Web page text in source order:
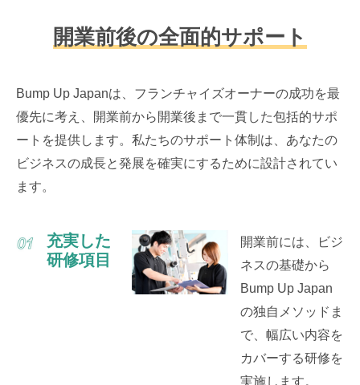
開業前後の全面的サポート
Bump Up Japanは、フランチャイズオーナーの成功を最
優先に考え、開業前から開業後まで一貫した包括的サポ
ートを提供します。私たちのサポート体制は、あなたの
ビジネスの成長と発展を確実にするために設計されてい
ます。
充実した
研修項目
開業前には、ビジ
ネスの基礎から
Bump Up Japan
の独自メソッドま
で、幅広い内容を
カバーする研修を
実施します。